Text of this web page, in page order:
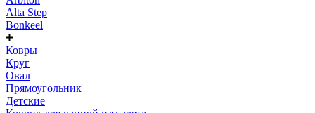
Alta Step
Bonkeel
Ковры
Круг
Овал
Прямоугольник
Детские